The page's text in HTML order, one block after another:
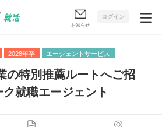
お知らせ
ログイン
2028年卒 エージェントサービス
の特別推薦ルートへご招
就職エージェント